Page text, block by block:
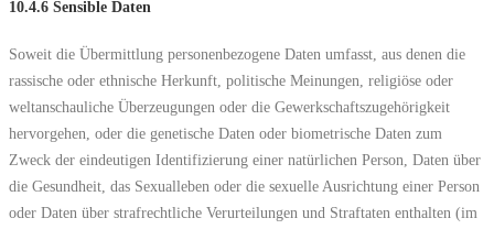
10.4.6 Sensible Daten
Soweit die Übermittlung personenbezogene Daten umfasst, aus denen die
rassische oder ethnische Herkunft, politische Meinungen, religiöse oder
weltanschauliche Überzeugungen oder die Gewerkschaftszugehörigkeit
hervorgehen, oder die genetische Daten oder biometrische Daten zum
Zweck der eindeutigen Identifizierung einer natürlichen Person, Daten über
die Gesundheit, das Sexualleben oder die sexuelle Ausrichtung einer Person
oder Daten über strafrechtliche Verurteilungen und Straftaten enthalten (im